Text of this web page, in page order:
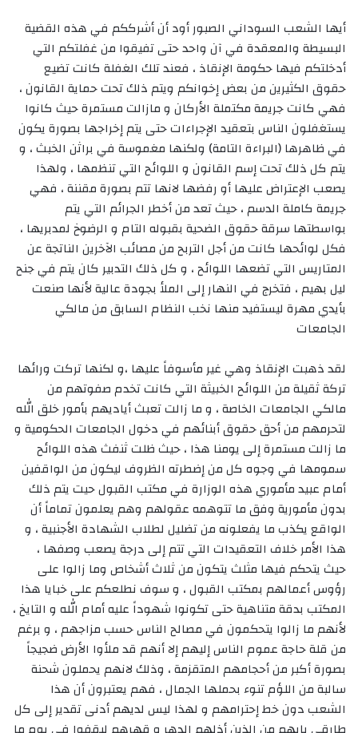
أيها الشعب السوداني الصبور أود أن أشرككم في هذه القضية
البسيطة والمعقدة في آن واحد حتى تفيقوا من غفلتكم التي
أدخلتكم فيها حكومة الإنقاذ ، فعند تلك الغفلة كانت تضيع
حقوق الكثيرين من بعض إخوانكم ويتم ذلك تحت حماية القانون ،
فهي كانت جريمة مكتملة الأركان و مازالت مستمرة حيث كانوا
يستغفلون الناس بتعقيد الإجراءات حتى يتم إخراجها بصورة يكون
في ظاهرها (البراءة التامة) ولكنها مغموسة في براثن الخبث ، و
يتم كل ذلك تحت إسم القانون و اللوائح التي تنظمها ، ولهذا
يصعب الإعتراض عليها أو رفضها لانها تتم بصورة مقننة ، فهي
جريمة كاملة الدسم ، حيث تعد من أخطر الجرائم التي يتم
بواسطتها سرقة حقوق الضحية بقبوله التام و الرضوخ لمدبريها ،
فكل لوائحها كانت من أجل التربح من مصائب الآخرين الناتجة عن
المتاريس التي تضعها اللوائح ، و كل ذلك التدبير كان يتم في جنح
ليل بهيم ، فتخرج في النهار إلى الملأ بجودة عالية لأنها صنعت
بأيدي مهرة ليستفيد منها نخب النظام السابق من مالكي
الجامعات
لقد ذهبت الإنقاذ وهي غير مأسوفاً عليها ،و لكنها تركت ورائها
تركة ثقيلة من اللوائح الخبيثة التي كانت تخدم صفوتهم من
مالكي الجامعات الخاصة ، و ما زالت تعبث أياديهم بأمور خلق الله
لتحرمهم من أحق حقوق أبنائهم في دخول الجامعات الحكومية و
ما زالت مستمرة إلى يومنا هذا ، حيث ظلت ثنفث هذه اللوائح
سمومها في وجوه كل من إضطرته الظروف ليكون من الواقفين
أمام عبيد مأموري هذه الوزارة في مكتب القبول حيت يتم ذلك
بدون مأمورية وفق ما تتوهمه عقولهم وهم يعلمون تماماً أن
الواقع يكذب ما يفعلونه من تضليل لطلاب الشهادة الأجنبية ، و
هذا الأمر خلاف التعقيدات التي تتم إلى درجة يصعب وصفها ،
حيث يتحكم فيها مثلث يتكون من ثلاث أشخاص وما زالوا على
رؤوس أعمالهم بمكتب القبول ، و سوف نطلعكم على خبايا هذا
المكتب بدقة متناهية حتى تكونوا شهوداً عليه أمام الله و التايخ ،
لأنهم ما زالوا يتحكمون في مصالح الناس حسب مزاجهم ، و برغم
من قلة حاجة عموم الناس إليهم إلا أنهم قد ملأوا الأرض ضجيجاً
بصورة أكبر من أحجامهم المتقزمة ، وذلك لانهم يحملون شحنة
سالبة من اللؤم تنوء بحملها الجمال ، فهم يعتبرون أن هذا
الشعب دون خط إحترامهم و لهذا ليس لديهم أدنى تقدير إلى كل